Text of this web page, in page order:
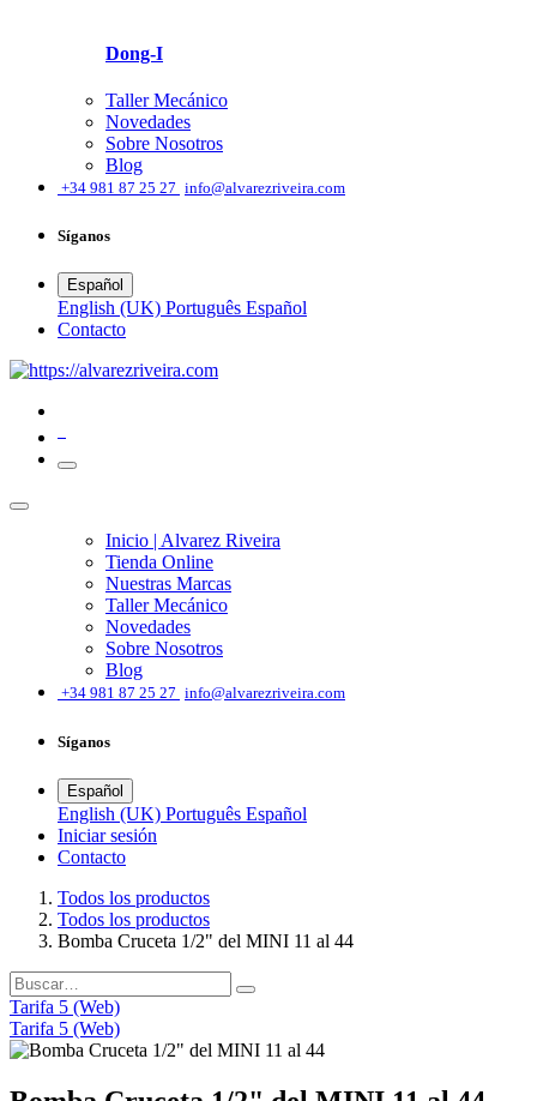
Dong-I
Taller Mecánico
Novedades
Sobre Nosotros
Blog
+34 981 87 25 27 info@alvarezriveira.com
Síganos
Español
English (UK) Português Español
​Contacto
Inicio | Alvarez Riveira
Tienda Online
Nuestras Marcas
Taller Mecánico
Novedades
Sobre Nosotros
Blog
+34 981 87 25 27 info@alvarezriveira.com
Síganos
Español
English (UK) Português Español
Iniciar sesión
​Contacto
Todos los productos
Todos los productos
Bomba Cruceta 1/2" del MINI 11 al 44
Tarifa 5 (Web)
Tarifa 5 (Web)